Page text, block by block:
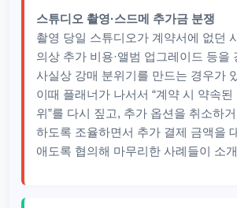
스튜디오 촬영·스드메 추가금 분쟁
촬영 당일 스튜디오가 계약서에 없던
의상 추가 비용·앨범 업그레이드 등을
사실상 강매 분위기를 만드는 경우가
이때 플래너가 나서서 “계약 시 약속된
위”를 다시 짚고, 추가 옵션을 취소하
하도록 조율하면서 추가 결제 금액을
애도록 협의해 마무리한 사례들이 소